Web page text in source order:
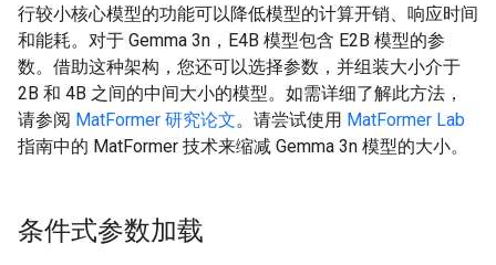
行较小核心模型的功能可以降低模型的计算开销、响应时间
和能耗。对于 Gemma 3n，E4B 模型包含 E2B 模型的参
数。借助这种架构，您还可以选择参数，并组装大小介于
2B 和 4B 之间的中间大小的模型。如需详细了解此方法，
请参阅 MatFormer 研究论文。请尝试使用 MatFormer Lab
指南中的 MatFormer 技术来缩减 Gemma 3n 模型的大小。
条件式参数加载